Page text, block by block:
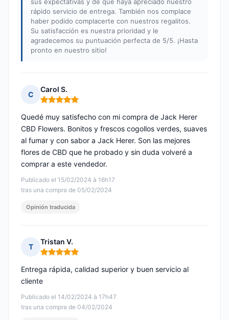
rápido servicio de entrega. También nos complace
haber podido complacerte con nuestros regalitos.
Su satisfacción es nuestra prioridad y le
agradecemos su puntuación perfecta de 5/5. ¡Hasta
pronto en nuestro sitio!
C
Carol S.
Nota: 5 de 5
Publicado el 15/02/2024 à 16h17
tras una compra de 05/02/2024
Quedé muy satisfecho con mi compra de Jack Herer
CBD Flowers. Bonitos y frescos cogollos verdes, suaves
al fumar y con sabor a Jack Herer. Son las mejores
flores de CBD que he probado y sin duda volveré a
comprar a este vendedor.
Opinión traducida
T
Tristan V.
Nota: 5 de 5
Publicado el 14/02/2024 à 17h47
tras una compra de 04/02/2024
Entrega rápida, calidad superior y buen servicio al
cliente